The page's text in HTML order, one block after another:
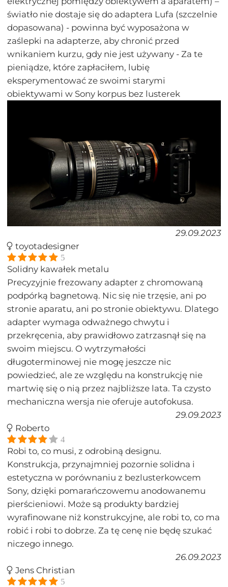
światło nie dostaje się do adaptera Lufa (szczelnie
dopasowana) - powinna być wyposażona w
zaślepki na adapterze, aby chronić przed
wnikaniem kurzu, gdy nie jest używany - Za te
pieniądze, które zapłaciłem, lubię
eksperymentować ze swoimi starymi
obiektywami w Sony korpus bez lusterek
29.09.2023
toyotadesigner
5
Solidny kawałek metalu
Precyzyjnie frezowany adapter z chromowaną
podpórką bagnetową. Nic się nie trzęsie, ani po
stronie aparatu, ani po stronie obiektywu. Dlatego
adapter wymaga odważnego chwytu i
przekręcenia, aby prawidłowo zatrzasnął się na
swoim miejscu. O wytrzymałości
długoterminowej nie mogę jeszcze nic
powiedzieć, ale ze względu na konstrukcję nie
martwię się o nią przez najbliższe lata. Ta czysto
mechaniczna wersja nie oferuje autofokusa.
29.09.2023
Roberto
4
Robi to, co musi, z odrobiną designu.
Konstrukcja, przynajmniej pozornie solidna i
estetyczna w porównaniu z bezlusterkowcem
Sony, dzięki pomarańczowemu anodowanemu
pierścieniowi. Może są produkty bardziej
wyrafinowane niż konstrukcyjne, ale robi to, co ma
robić i robi to dobrze. Za tę cenę nie będę szukać
niczego innego.
26.09.2023
Jens Christian
5